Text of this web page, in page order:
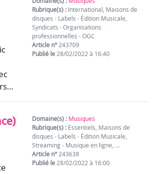
Rubrique(s) : International, Maisons de
disques - Labels - Édition Musicale,
Syndicats - Organisations
professionnelles - OGC
Article n°243709
Publié le28/02/2022 à 16:40
Domaine(s) : Musiques
Rubrique(s) : Essentiels, Maisons de
disques - Labels - Édition Musicale,
Streaming - Musique en ligne, …
Article n°243638
Publié le28/02/2022 à 16:00